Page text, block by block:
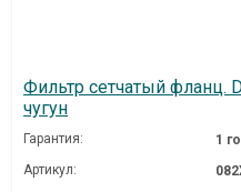
Фильтр сетчатый фланц.
чугун
Гарантия:
1
Артикул: